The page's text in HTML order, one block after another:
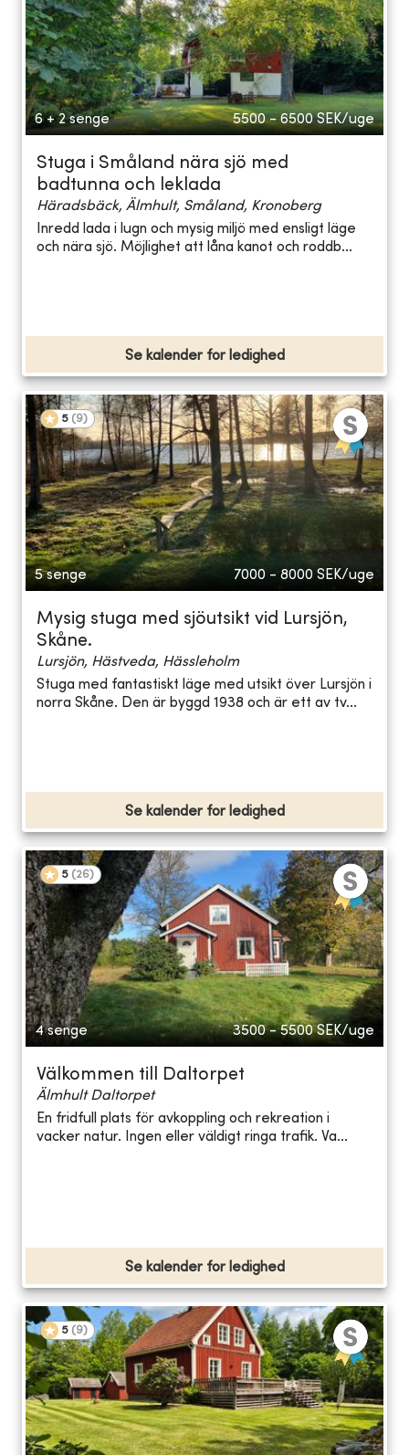
6 + 2 senge 5500 - 6500 SEK/uge
Stuga i Småland nära sjö med
badtunna och leklada
Häradsbäck, Älmhult, Småland, Kronoberg
Inredd lada i lugn och mysig miljö med ensligt läge
och nära sjö. Möjlighet att låna kanot och roddb...
Se kalender for ledighed
5 (9)
5 senge 7000 - 8000 SEK/uge
Mysig stuga med sjöutsikt vid Lursjön,
Skåne.
Lursjön, Hästveda, Hässleholm
Stuga med fantastiskt läge med utsikt över Lursjön i
norra Skåne. Den är byggd 1938 och är ett av tv...
Se kalender for ledighed
5 (26)
4 senge 3500 - 5500 SEK/uge
Välkommen till Daltorpet
Älmhult Daltorpet
En fridfull plats för avkoppling och rekreation i
vacker natur. Ingen eller väldigt ringa trafik. Va...
Se kalender for ledighed
5 (9)